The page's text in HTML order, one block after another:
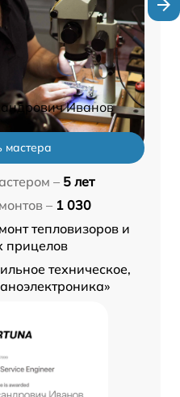
Иванов
мастера
– 5 лет
– 1 030
тепловизоров и
прицелов
техническое,